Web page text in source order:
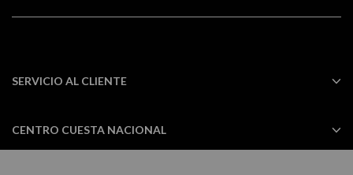
informativo:
SERVICIO AL CLIENTE
CENTRO CUESTA NACIONAL